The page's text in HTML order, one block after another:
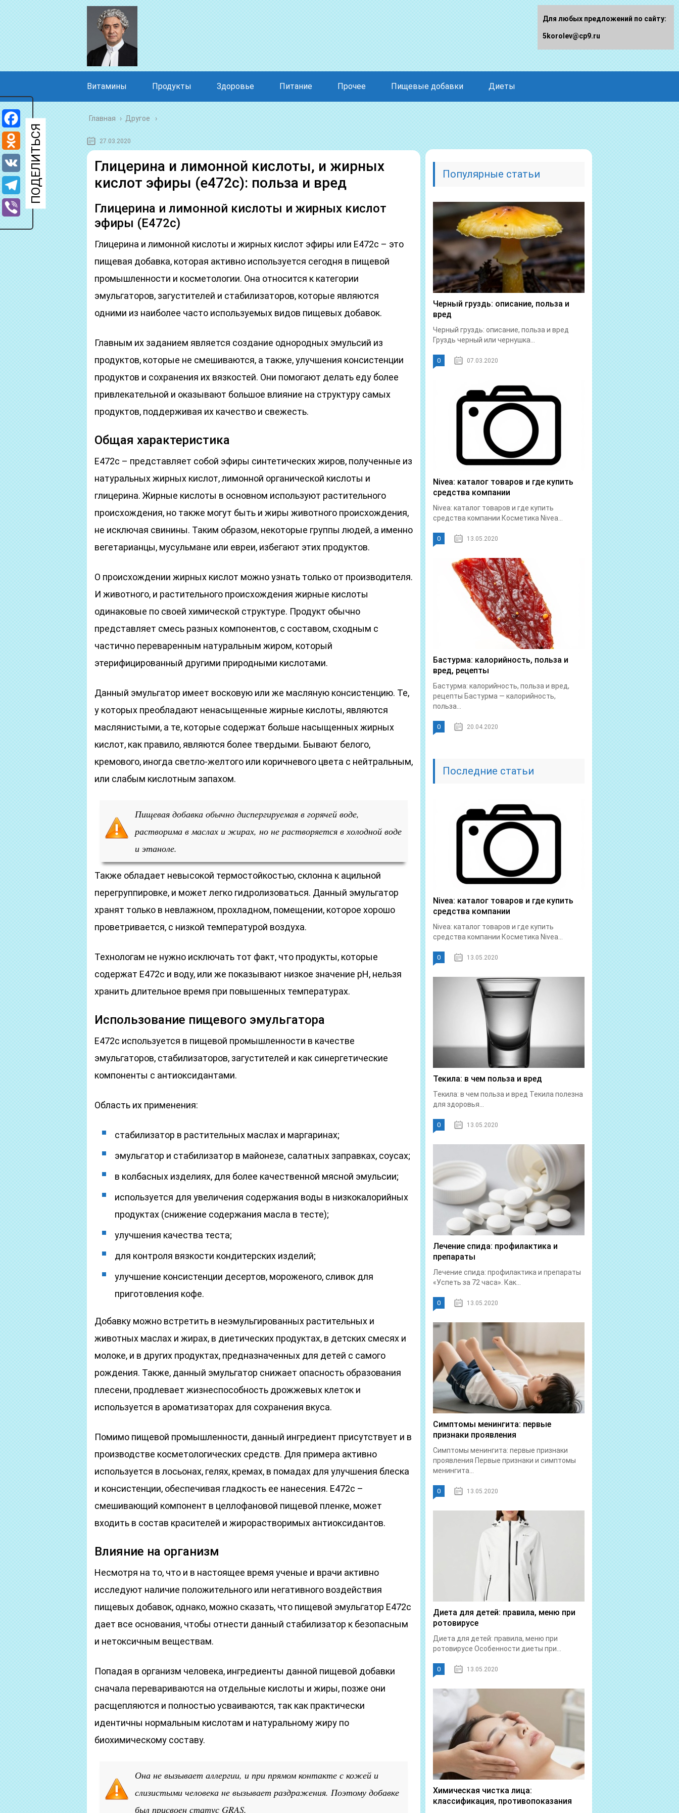
Витамины Продукты Здоровье Питание Прочее Пищевые добавки Диеты
Главная › Другое
27.03.2020
Глицерина и лимонной кислоты, и жирных
кислот эфиры (е472c): польза и вред
Глицерина и лимонной кислоты и жирных кислот
эфиры (Е472с)
Глицерина и лимонной кислоты и жирных кислот эфиры или E472c – это
пищевая добавка, которая активно используется сегодня в пищевой
промышленности и косметологии. Она относится к категории
эмульгаторов, загустителей и стабилизаторов, которые являются
одними из наиболее часто используемых видов пищевых добавок.
Главным их заданием является создание однородных эмульсий из
продуктов, которые не смешиваются, а также, улучшения консистенции
продуктов и сохранения их вязкостей. Они помогают делать еду более
привлекательной и оказывают большое влияние на структуру самых
продуктов, поддерживая их качество и свежесть.
Общая характеристика
E472c – представляет собой эфиры синтетических жиров, полученные из
натуральных жирных кислот, лимонной органической кислоты и
глицерина. Жирные кислоты в основном используют растительного
происхождения, но также могут быть и жиры животного происхождения,
не исключая свинины. Таким образом, некоторые группы людей, а именно
вегетарианцы, мусульмане или евреи, избегают этих продуктов.
О происхождении жирных кислот можно узнать только от производителя.
И животного, и растительного происхождения жирные кислоты
одинаковые по своей химической структуре. Продукт обычно
представляет смесь разных компонентов, с составом, сходным с
частично переваренным натуральным жиром, который
этерифицированный другими природными кислотами.
Данный эмульгатор имеет восковую или же масляную консистенцию. Те,
у которых преобладают ненасыщенные жирные кислоты, являются
маслянистыми, а те, которые содержат больше насыщенных жирных
кислот, как правило, являются более твердыми. Бывают белого,
кремового, иногда светло-желтого или коричневого цвета с нейтральным,
или слабым кислотным запахом.
Пищевая добавка обычно диспергируемая в горячей воде,
растворима в маслах и жирах, но не растворяется в холодной воде
и этаноле.
Также обладает невысокой термостойкостью, склонна к ацильной
перегруппировке, и может легко гидролизоваться. Данный эмульгатор
хранят только в невлажном, прохладном, помещении, которое хорошо
проветривается, с низкой температурой воздуха.
Технологам не нужно исключать тот факт, что продукты, которые
содержат E472c и воду, или же показывают низкое значение pH, нельзя
хранить длительное время при повышенных температурах.
Использование пищевого эмульгатора
E472c используется в пищевой промышленности в качестве
эмульгаторов, стабилизаторов, загустителей и как синергетические
компоненты с антиоксидантами.
Область их применения:
стабилизатор в растительных маслах и маргаринах;
эмульгатор и стабилизатор в майонезе, салатных заправках, соусах;
в колбасных изделиях, для более качественной мясной эмульсии;
используется для увеличения содержания воды в низкокалорийных
продуктах (снижение содержания масла в тесте);
улучшения качества теста;
для контроля вязкости кондитерских изделий;
улучшение консистенции десертов, мороженого, сливок для
приготовления кофе.
Добавку можно встретить в неэмульгированных растительных и
животных маслах и жирах, в диетических продуктах, в детских смесях и
молоке, и в других продуктах, предназначенных для детей с самого
рождения. Также, данный эмульгатор снижает опасность образования
плесени, продлевает жизнеспособность дрожжевых клеток и
используется в ароматизаторах для сохранения вкуса.
Помимо пищевой промышленности, данный ингредиент присутствует и в
производстве косметологических средств. Для примера активно
используется в лосьонах, гелях, кремах, в помадах для улучшения блеска
и консистенции, обеспечивая гладкость ее нанесения. E472c –
смешивающий компонент в целлофановой пищевой пленке, может
входить в состав красителей и жирорастворимых антиоксидантов.
Влияние на организм
Несмотря на то, что и в настоящее время ученые и врачи активно
исследуют наличие положительного или негативного воздействия
пищевых добавок, однако, можно сказать, что пищевой эмульгатор E472c
дает все основания, чтобы отнести данный стабилизатор к безопасным
и нетоксичным веществам.
Попадая в организм человека, ингредиенты данной пищевой добавки
сначала перевариваются на отдельные кислоты и жиры, позже они
расщепляются и полностью усваиваются, так как практически
идентичны нормальным кислотам и натуральному жиру по
биохимическому составу.
Она не вызывает аллергии, и при прямом контакте с кожей и
слизистыми человека не вызывает раздражения. Поэтому добавке
был присвоен статус GRAS.
Популярные статьи
Черный груздь: описание, польза и
вред
Черный груздь: описание, польза и вред
Груздь черный или чернушка...
0 07.03.2020
Nivea: каталог товаров и где купить
средства компании
Nivea: каталог товаров и где купить
средства компании Косметика Nivea...
0 13.05.2020
Бастурма: калорийность, польза и
вред, рецепты
Бастурма: калорийность, польза и вред,
рецепты Бастурма — калорийность,
польза...
0 20.04.2020
Последние статьи
Nivea: каталог товаров и где купить
средства компании
Nivea: каталог товаров и где купить
средства компании Косметика Nivea...
0 13.05.2020
Текила: в чем польза и вред
Текила: в чем польза и вред Текила полезна
для здоровья...
0 13.05.2020
Лечение спида: профилактика и
препараты
Лечение спида: профилактика и препараты
«Успеть за 72 часа». Как...
0 13.05.2020
Симптомы менингита: первые
признаки проявления
Симптомы менингита: первые признаки
проявления Первые признаки и симптомы
менингита...
0 13.05.2020
Диета для детей: правила, меню при
ротовирусе
Диета для детей: правила, меню при
ротовирусе Особенности диеты при...
0 13.05.2020
Химическая чистка лица:
классификация, противопоказания
Facebook
Odnoklassniki
VK
Telegram
Viber
Для любых предложений по сайту:
5korolev@cp9.ru